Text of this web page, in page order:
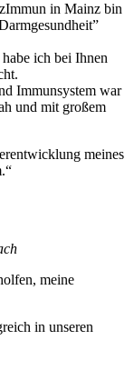
in Mainz bin
ich bei Ihnen
Immunsystem war
und mit großem
meines
meine
in unseren